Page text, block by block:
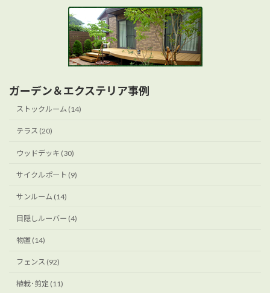
ガーデン＆エクステリア事例
ストックルーム (14)
テラス (20)
ウッドデッキ (30)
サイクルポート (9)
サンルーム (14)
目隠しルーバー (4)
物置 (14)
フェンス (92)
植栽･剪定 (11)